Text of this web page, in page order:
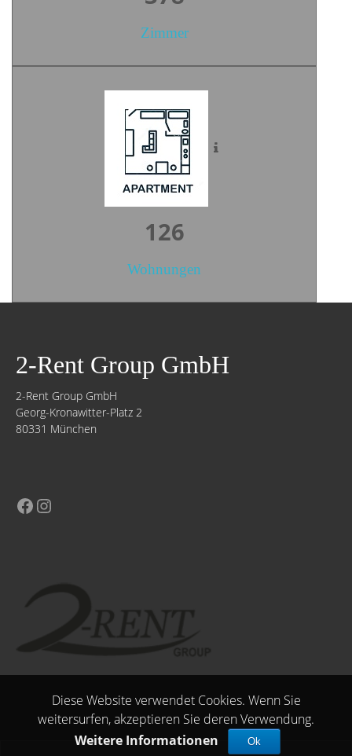
Zimmer
175
Wohnungen
2-Rent Group GmbH
2-Rent Group GmbH
Georg-Kronawitter-Platz 2
80331 München
Diese Website verwendet Cookies. Wenn Sie
weitersurfen, akzeptieren Sie deren Verwendung.
Weitere Informationen
Ok